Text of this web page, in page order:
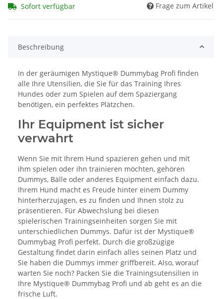
Sofort verfügbar Frage zum Artikel
Beschreibung
In der geräumigen Mystique® Dummybag Profi finden
alle Ihre Utensilien, die Sie für das Training Ihres
Hundes oder zum Spielen auf dem Spaziergang
benötigen, ein perfektes Plätzchen.
Ihr Equipment ist sicher
verwahrt
Wenn Sie mit Ihrem Hund spazieren gehen und mit
ihm spielen oder ihn trainieren möchten, gehören
Dummys, Bälle oder anderes Equipment einfach dazu.
Ihrem Hund macht es Freude hinter einem Dummy
hinterherzujagen, es zu finden und Ihnen stolz zu
präsentieren. Für Abwechslung bei diesen
spielerischen Trainingseinheiten sorgen Sie mit
unterschiedlichen Dummys. Dafür ist der Mystique®
Dummybag Profi perfekt. Durch die großzügige
Gestaltung findet darin einfach alles seinen Platz und
Sie haben die Dummys immer griffbereit. Also, worauf
warten Sie noch? Packen Sie die Trainingsutensilien in
Ihre Mystique® Dummybag Profi und ab geht es an die
frische Luft.